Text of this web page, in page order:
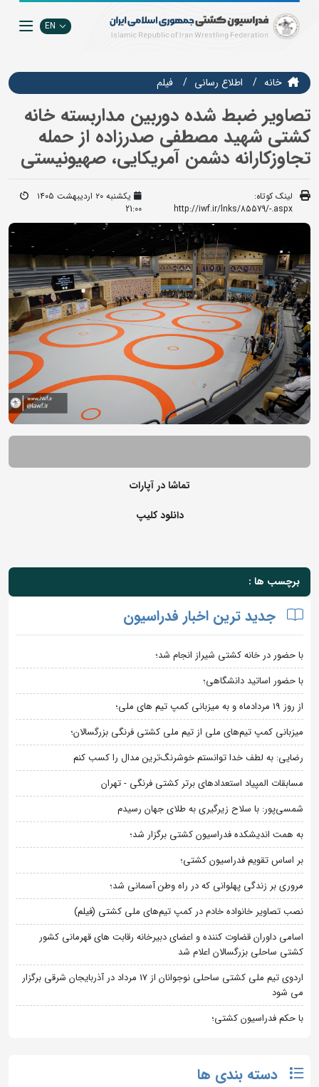
EN
خانه اطلاع رسانی فيلم
تصاویر ضبط شده دوربین مداربسته خانه
کشتی شهید مصطفی صدرزاده از حمله
تجاوزکارانه دشمن آمریکایی، صهیونیستی
لینک کوتاه:
http://iwf.ir/lnks/85579/-.aspx
یکشنبه ۲۰ اردیبهشت ۱۴۰۵
21:00
تماشا در آپارات
دانلود کلیپ
برچسب ها :
جدید ترین اخبار فدراسیون
با حضور در خانه کشتی شیراز انجام شد؛
با حضور اساتید دانشگاهی؛
از روز 19 مردادماه و به میزبانی کمپ تیم های ملی؛
میزبانی کمپ تیم‌های ملی از تیم ملی کشتی فرنگی بزرگسالان؛
رضایی: به لطف خدا توانستم خوشرنگ‌ترین مدال را کسب کنم
مسابقات المپیاد استعدادهای برتر کشتی فرنگی - تهران
شمسی‌پور: با سلاح زیرگیری به طلای جهان رسیدم
به همت اندیشکده فدراسیون کشتی برگزار شد؛
بر اساس تقویم فدراسیون کشتی؛
مروری بر زندگی پهلوانی که در راه وطن آسمانی شد؛
نصب تصاویر خانواده خادم در کمپ تیم‌های ملی کشتی (فیلم)
اسامی داوران قضاوت کننده و اعضای دبیرخانه رقابت های قهرمانی کشور
کشتی ساحلی بزرگسالان اعلام شد
اردوی تیم ملی کشتی ساحلی نوجوانان از 17 مرداد در آذربایجان شرقی برگزار
می شود
با حکم فدراسیون کشتی؛
دسته بندی ها